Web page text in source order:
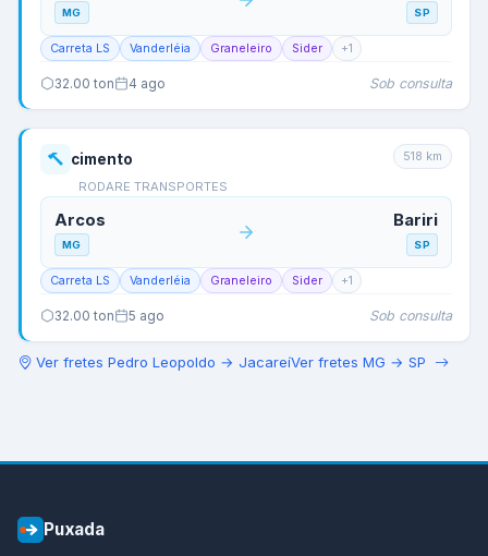
MG SP
Carreta LS Vanderléia Graneleiro Sider +1
32.00 ton 4 ago Sob consulta
cimento
RODARE TRANSPORTES
518 km
Arcos
MG
Bariri
SP
Carreta LS Vanderléia Graneleiro Sider +1
32.00 ton 5 ago Sob consulta
Ver fretes Pedro Leopoldo → JacareíVer fretes MG → SP
Puxada